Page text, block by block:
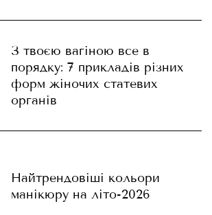
З твоєю вагіною все в
порядку: 7 прикладів різних
форм жіночих статевих
органів
Найтрендовіші кольори
манікюру на літо-2026